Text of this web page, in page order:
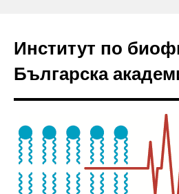
Институт по
Българска